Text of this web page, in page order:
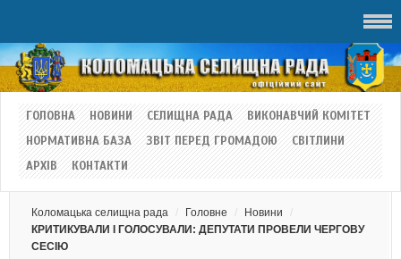
ГОЛОВНА НОВИНИ СЕЛИЩНА РАДА
ВИКОНАВЧИЙ КОМІТЕТ
НОРМАТИВНА БАЗА
ЗВІТ ПЕРЕД ГРОМАДОЮ
СВІТЛИНИ
АРХІВ
КОНТАКТИ
Коломацька селищна рада Головне
Новини
КРИТИКУВАЛИ І ГОЛОСУВАЛИ: ДЕПУТАТИ ПРОВЕЛИ ЧЕРГОВУ
СЕСІЮ